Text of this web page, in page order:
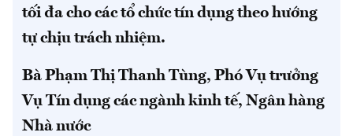
tối đa cho các tổ chức tín dụng theo hướng
tự chịu trách nhiệm.
Bà Phạm Thị Thanh Tùng, Phó Vụ trưởng
Vụ Tín dụng các ngành kinh tế, Ngân hàng
Nhà nước